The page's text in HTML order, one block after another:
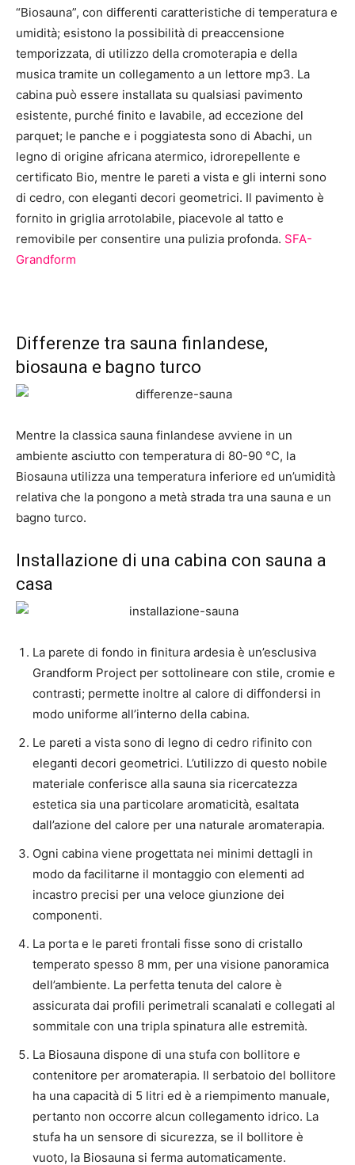
“Biosauna”, con differenti caratteristiche di temperatura e
umidità; esistono la possibilità di preaccensione
temporizzata, di utilizzo della cromoterapia e della
musica tramite un collegamento a un lettore mp3. La
cabina può essere installata su qualsiasi pavimento
esistente, purché finito e lavabile, ad eccezione del
parquet; le panche e i poggiatesta sono di Abachi, un
legno di origine africana atermico, idrorepellente e
certificato Bio, mentre le pareti a vista e gli interni sono
di cedro, con eleganti decori geometrici. Il pavimento è
fornito in griglia arrotolabile, piacevole al tatto e
removibile per consentire una pulizia profonda. SFA-
Grandform
Differenze tra sauna finlandese,
biosauna e bagno turco
Mentre la classica sauna finlandese avviene in un
ambiente asciutto con temperatura di 80-90 °C, la
Biosauna utilizza una temperatura inferiore ed un’umidità
relativa che la pongono a metà strada tra una sauna e un
bagno turco.
Installazione di una cabina con sauna a
casa
La parete di fondo in finitura ardesia è un’esclusiva
Grandform Project per sottolineare con stile, cromie e
contrasti; permette inoltre al calore di diffondersi in
modo uniforme all’interno della cabina.
Le pareti a vista sono di legno di cedro rifinito con
eleganti decori geometrici. L’utilizzo di questo nobile
materiale conferisce alla sauna sia ricercatezza
estetica sia una particolare aromaticità, esaltata
dall’azione del calore per una naturale aromaterapia.
Ogni cabina viene progettata nei minimi dettagli in
modo da facilitarne il montaggio con elementi ad
incastro precisi per una veloce giunzione dei
componenti.
La porta e le pareti frontali fisse sono di cristallo
temperato spesso 8 mm, per una visione panoramica
dell’ambiente. La perfetta tenuta del calore è
assicurata dai profili perimetrali scanalati e collegati al
sommitale con una tripla spinatura alle estremità.
La Biosauna dispone di una stufa con bollitore e
contenitore per aromaterapia. Il serbatoio del bollitore
ha una capacità di 5 litri ed è a riempimento manuale,
pertanto non occorre alcun collegamento idrico. La
stufa ha un sensore di sicurezza, se il bollitore è
vuoto, la Biosauna si ferma automaticamente.